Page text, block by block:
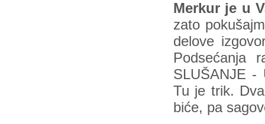
Merkur je u
zato
delove
Podsećanja
SLUŠANJE -
Tu je trik.
biće, pa